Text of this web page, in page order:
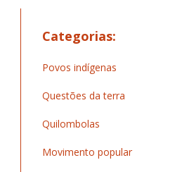
Categorias:
Povos indígenas
Questões da terra
Quilombolas
Movimento popular